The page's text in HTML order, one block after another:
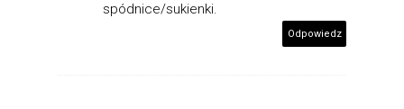
spódnice/sukienki.
Odpowiedz